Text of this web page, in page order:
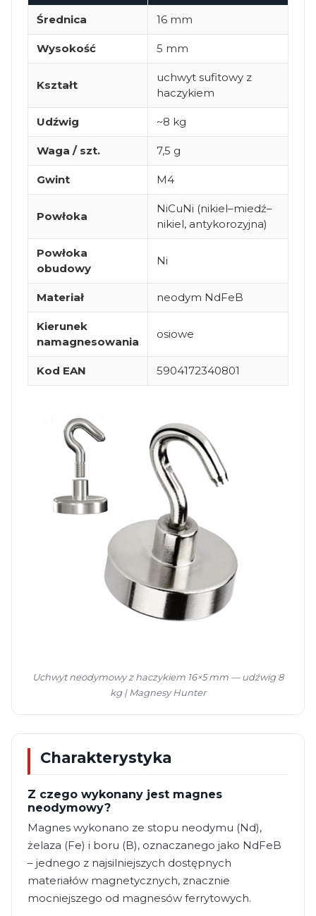
Średnica 16 mm
Wysokość 5 mm
Kształt
uchwyt sufitowy z
haczykiem
Udźwig ~8 kg
Waga / szt. 7,5 g
Gwint M4
Powłoka
NiCuNi (nikiel–miedź–
nikiel, antykorozyjna)
Powłoka
obudowy
Ni
Materiał neodym NdFeB
Kierunek
namagnesowania
osiowe
Kod EAN 5904172340801
Uchwyt neodymowy z haczykiem 16×5 mm — udźwig 8
kg | Magnesy Hunter
Charakterystyka
Z czego wykonany jest magnes
neodymowy?
Magnes wykonano ze stopu neodymu (Nd),
żelaza (Fe) i boru (B), oznaczanego jako NdFeB
– jednego z najsilniejszych dostępnych
materiałów magnetycznych, znacznie
mocniejszego od magnesów ferrytowych.